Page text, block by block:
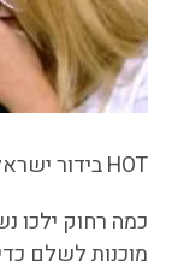
HOT בידור ישראלי מציגה: פרק 7.
כמה רחוק ילכו
מוכנות לשלם